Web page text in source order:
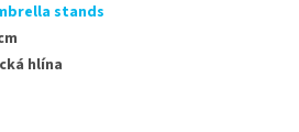
stands
hlína